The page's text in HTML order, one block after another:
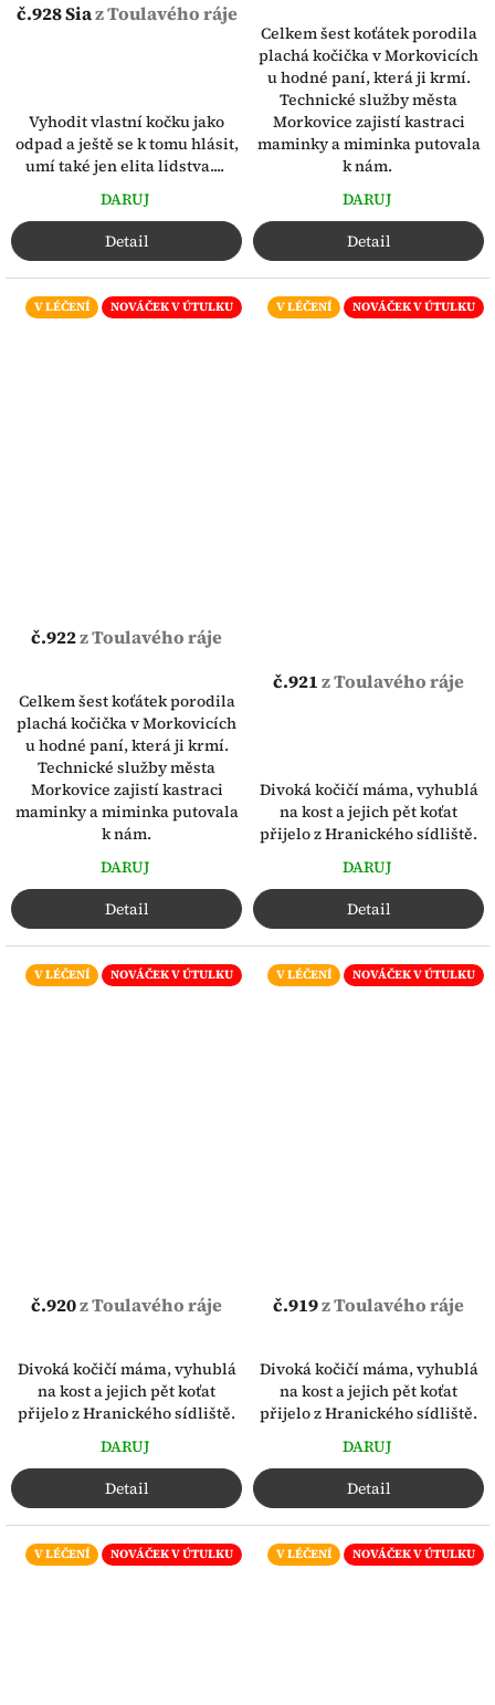
č.928 Siaz Toulavého ráje
Vyhodit vlastní kočku jako
odpad a ještě se k tomu hlásit,
umí také jen elita lidstva....
DARUJ
Detail
Celkem šest koťátek porodila
plachá kočička v Morkovicích
u hodné paní, která ji krmí.
Technické služby města
Morkovice zajistí kastraci
maminky a miminka putovala
k nám.
DARUJ
Detail
V LÉČENÍ NOVÁČEK V ÚTULKU
č.922z Toulavého ráje
Celkem šest koťátek porodila
plachá kočička v Morkovicích
u hodné paní, která ji krmí.
Technické služby města
Morkovice zajistí kastraci
maminky a miminka putovala
k nám.
DARUJ
Detail
V LÉČENÍ NOVÁČEK V ÚTULKU
č.921z Toulavého ráje
Divoká kočičí máma, vyhublá
na kost a jejich pět koťat
přijelo z Hranického sídliště.
DARUJ
Detail
V LÉČENÍ NOVÁČEK V ÚTULKU
č.920z Toulavého ráje
Divoká kočičí máma, vyhublá
na kost a jejich pět koťat
přijelo z Hranického sídliště.
DARUJ
Detail
V LÉČENÍ NOVÁČEK V ÚTULKU
č.919z Toulavého ráje
Divoká kočičí máma, vyhublá
na kost a jejich pět koťat
přijelo z Hranického sídliště.
DARUJ
Detail
V LÉČENÍ NOVÁČEK V ÚTULKU V LÉČENÍ NOVÁČEK V ÚTULKU